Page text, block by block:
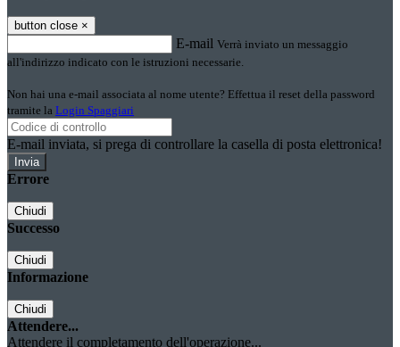
button close ×
E-mail Verrà inviato un messaggio
all'indirizzo indicato con le istruzioni necessarie.
Non hai una e-mail associata al nome utente? Effettua il reset della password
tramite la Login Spaggiari
E-mail inviata, si prega di controllare la casella di posta elettronica!
Errore
Chiudi
Successo
Chiudi
Informazione
Chiudi
Attendere...
Attendere il completamento dell'operazione...